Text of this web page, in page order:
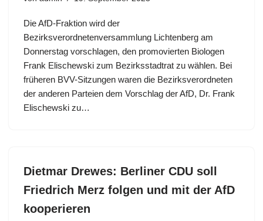
Die AfD-Fraktion wird der
Bezirksverordnetenversammlung Lichtenberg am
Donnerstag vorschlagen, den promovierten Biologen
Frank Elischewski zum Bezirksstadtrat zu wählen. Bei
früheren BVV-Sitzungen waren die Bezirksverordneten
der anderen Parteien dem Vorschlag der AfD, Dr. Frank
Elischewski zu…
Dietmar Drewes: Berliner CDU soll
Friedrich Merz folgen und mit der AfD
kooperieren